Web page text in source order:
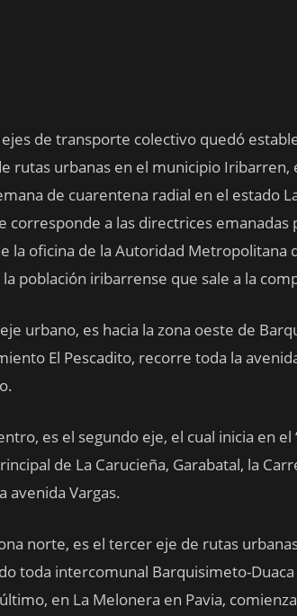
ejes de transporte colectivo quedó
rutas urbanas en el municipio
de cuarentena radial en el estado
corresponde a las directrices emanadas
la oficina de la Autoridad
población iribarrense que sale a la
urbano, es hacia la zona oeste de
El Pescadito, recorre toda la
es el segundo eje, el cual inicia en
de La Carucieña, Garabatal, la
avenida Vargas.
norte, es el tercer eje de rutas
toda intercomunal Barquisimeto-Duaca
en La Melonera en Pavia,